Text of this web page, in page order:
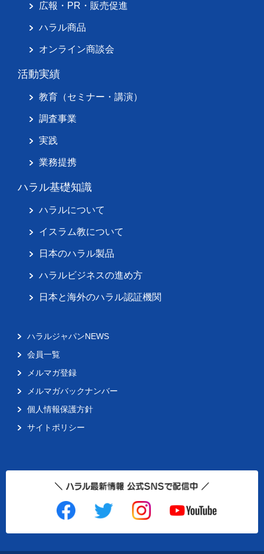
広報・PR・販売促進
ハラル商品
オンライン商談会
活動実績
教育（セミナー・講演）
調査事業
実践
業務提携
ハラル基礎知識
ハラルについて
イスラム教について
日本のハラル製品
ハラルビジネスの進め方
日本と海外のハラル認証機関
ハラルジャパンNEWS
会員一覧
メルマガ登録
メルマガバックナンバー
個人情報保護方針
サイトポリシー